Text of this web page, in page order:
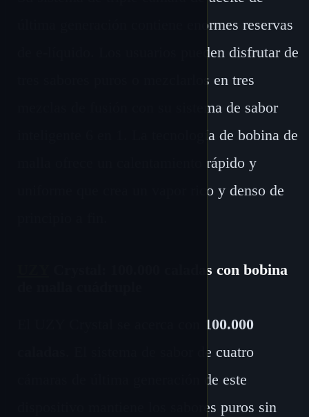
última generación contiene enormes reservas
de e-líquido. Los usuarios pueden disfrutar de
tres sabores puros o mezclarlos en tres
mezclas de fusión con su sistema de sabor
inteligente 6 en 1. La tecnología de bobina de
malla ofrece un calentamiento rápido y
uniforme que crea un vapor rico y denso de
Crystal: 100.000 caladas con bobina
100.000
. El sistema de sabor de cuatro
cámaras de última generación de este
dispositivo mantiene los sabores puros sin